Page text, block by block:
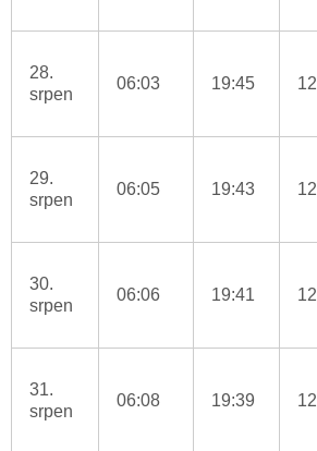
28.
srpen
06:03 19:45
29.
srpen
06:05 19:43
30.
srpen
06:06 19:41
31.
srpen
06:08 19:39